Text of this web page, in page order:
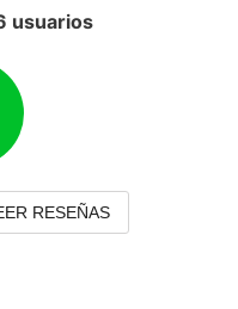
usuarios
RESEÑAS